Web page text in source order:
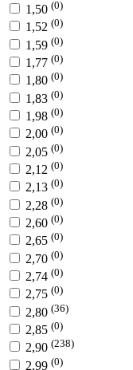
1,50 (0)
1,52 (0)
1,59 (0)
1,77 (0)
1,80 (0)
1,83 (0)
1,98 (0)
2,00 (0)
2,05 (0)
2,12 (0)
2,13 (0)
2,28 (0)
2,60 (0)
2,65 (0)
2,70 (0)
2,74 (0)
2,75 (0)
2,80 (36)
2,85 (0)
2,90 (238)
2,99 (0)